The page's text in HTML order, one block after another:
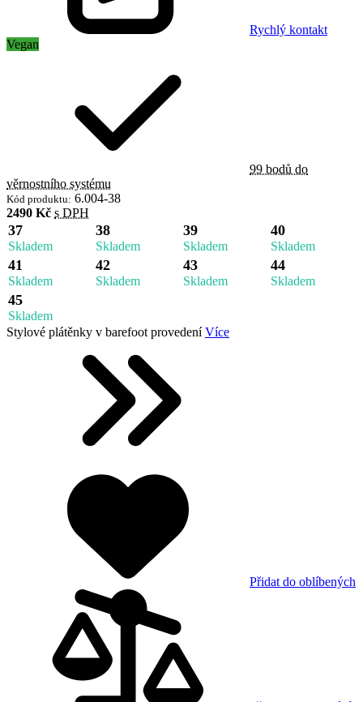
Rychlý kontakt
Vegan
99 bodů do
věrnostního systému
Kód produktu: 6.004-38
2490 Kč s DPH
37
Skladem
38
Skladem
39
Skladem
40
Skladem
41
Skladem
42
Skladem
43
Skladem
44
Skladem
45
Skladem
Stylové plátěnky v barefoot provedeníVíce
Přidat do oblíbených